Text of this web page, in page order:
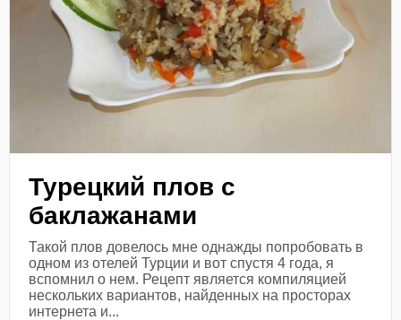
Турецкий плов с
баклажанами
Такой плов довелось мне однажды попробовать в
одном из отелей Турции и вот спустя 4 года, я
вспомнил о нем. Рецепт является компиляцией
нескольких вариантов, найденных на просторах
интернета и...